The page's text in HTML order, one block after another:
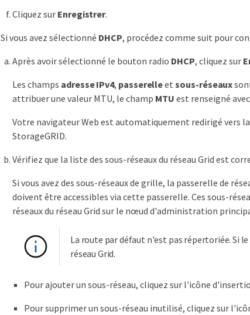
Cliquez sur Enregistrer.
Si vous avez sélectionné DHCP, procédez comme suit pour
Après avoir sélectionné le bouton radio DHCP, cliquez sur
Les champs adresse IPv4, passerelleetsous-réseaux
attribuer une valeur MTU, le champ MTU est renseigné
Votre navigateur Web est automatiquement redirigé vers
StorageGRID.
Vérifiez que la liste des sous-réseaux du réseau Grid est
Si vous avez des sous-réseaux de grille, la passerelle de
doivent être accessibles via cette passerelle. Ces sous-
réseaux du réseau Grid sur le nœud d'administration
La route par défaut n'est pas répertoriée. Si
réseau Grid.
Pour ajouter un sous-réseau, cliquez sur l'icône
Pour supprimer un sous-réseau inutilisé, cliquez sur